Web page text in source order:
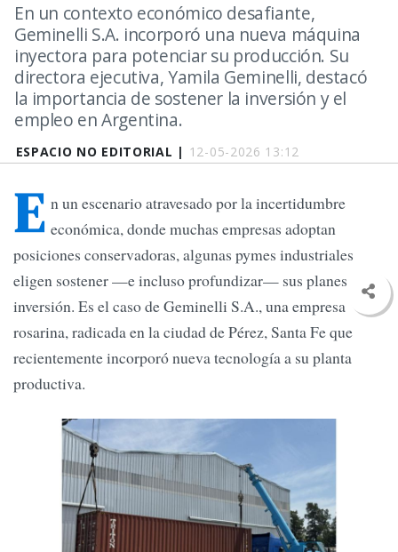
ESPACIO NO EDITORIAL | 12-05-2026 13:12
En un contexto económico desafiante,
Geminelli S.A. incorporó una nueva máquina
inyectora para potenciar su producción. Su
directora ejecutiva, Yamila Geminelli, destacó
la importancia de sostener la inversión y el
empleo en Argentina.
E n un escenario atravesado por la incertidumbre
económica, donde muchas empresas adoptan
posiciones conservadoras, algunas pymes industriales
eligen sostener —e incluso profundizar— sus planes de
inversión. Es el caso de Geminelli S.A., una empresa
rosarina, radicada en la ciudad de Pérez, Santa Fe que
recientemente incorporó nueva tecnología a su planta
productiva.